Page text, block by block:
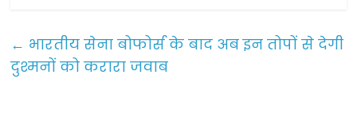
e
b
er l e
← भारतीय सेना बोफोर्स के बाद अब इन तोपों से देगी
दुश्मनों को करारा जवाब